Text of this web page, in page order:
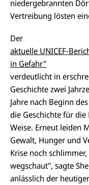
niedergebrannten
Vertreibung lösten
Der
aktuelle UNICEF-
in Gefahr"
verdeutlicht in
Geschichte zwei
Jahre nach Beginn
die Geschichte für
Weise. Erneut leiden
Gewalt, Hunger und
Krise noch
wegschaut", sagte
anlässlich der